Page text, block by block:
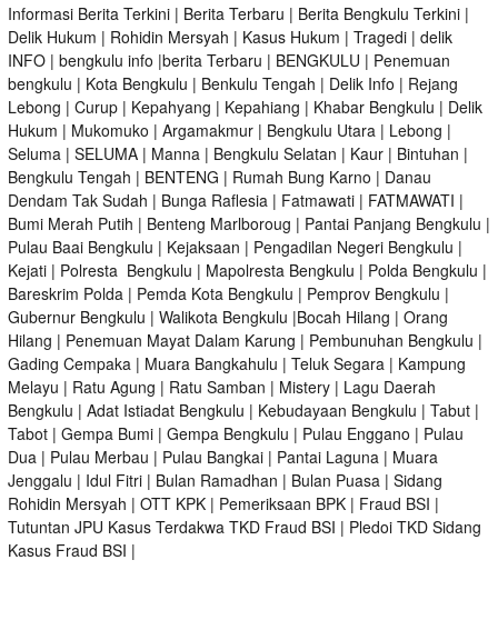
Informasi Berita Terkini | Berita Terbaru | Berita Bengkulu Terkini |
Delik Hukum | Rohidin Mersyah | Kasus Hukum | Tragedi | delik
INFO | bengkulu info |berita Terbaru | BENGKULU | Penemuan
bengkulu | Kota Bengkulu | Benkulu Tengah | Delik Info | Rejang
Lebong | Curup | Kepahyang | Kepahiang | Khabar Bengkulu | Delik
Hukum | Mukomuko | Argamakmur | Bengkulu Utara | Lebong |
Seluma | SELUMA | Manna | Bengkulu Selatan | Kaur | Bintuhan |
Bengkulu Tengah | BENTENG | Rumah Bung Karno | Danau
Dendam Tak Sudah | Bunga Raflesia | Fatmawati | FATMAWATI |
Bumi Merah Putih | Benteng Marlboroug | Pantai Panjang Bengkulu |
Pulau Baai Bengkulu | Kejaksaan | Pengadilan Negeri Bengkulu |
Kejati | Polresta Bengkulu | Mapolresta Bengkulu | Polda Bengkulu |
Bareskrim Polda | Pemda Kota Bengkulu | Pemprov Bengkulu |
Gubernur Bengkulu | Walikota Bengkulu |Bocah Hilang | Orang
Hilang | Penemuan Mayat Dalam Karung | Pembunuhan Bengkulu |
Gading Cempaka | Muara Bangkahulu | Teluk Segara | Kampung
Melayu | Ratu Agung | Ratu Samban | Mistery | Lagu Daerah
Bengkulu | Adat Istiadat Bengkulu | Kebudayaan Bengkulu | Tabut |
Tabot | Gempa Bumi | Gempa Bengkulu | Pulau Enggano | Pulau
Dua | Pulau Merbau | Pulau Bangkai | Pantai Laguna | Muara
Jenggalu | Idul Fitri | Bulan Ramadhan | Bulan Puasa | Sidang
Rohidin Mersyah | OTT KPK | Pemeriksaan BPK | Fraud BSI |
Tutuntan JPU Kasus Terdakwa TKD Fraud BSI | Pledoi TKD Sidang
Kasus Fraud BSI |